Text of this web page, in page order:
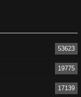
53623
19775
17139